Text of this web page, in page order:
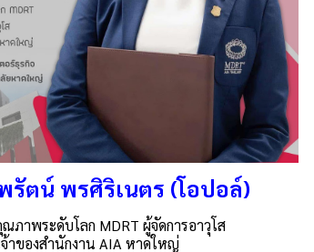
ตน์ พรศิริเนตร (โอปอล์)
ภาพระดับโลก MDRT ผู้จัดการอาวุโส
จ้าของสำนักงาน AIA หาดใหญ่